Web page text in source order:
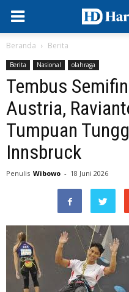
Beranda Berita
Berita Nasional olahraga
Tembus
Austria,
Tumpuan
Innsbruck
Penulis Wibowo - 18 Juni 2026